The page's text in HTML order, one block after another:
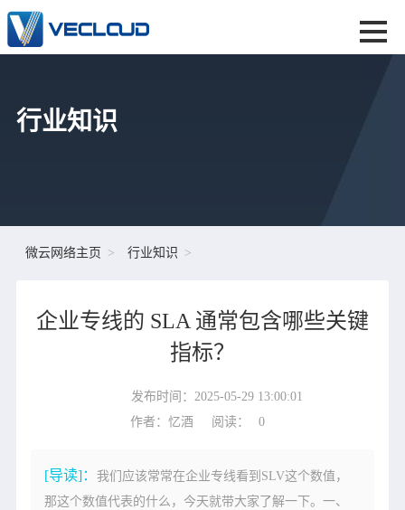
行业知识
微云网络主页 行业知识
企业专线的 SLA 通常包含哪些关键
指标？
发布时间：2025-05-29 13:00:01
作者：忆酒
阅读： 0
[导读]：我们应该常常在企业专线看到SLV这个数值，
那这个数值代表的什么，今天就带大家了解一下。一、